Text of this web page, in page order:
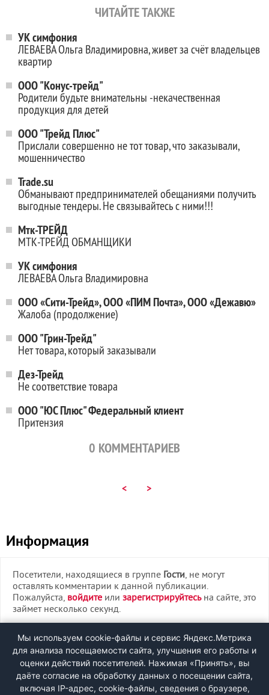
ЧИТАЙТЕ ТАКЖЕ
УК симфония
ЛЕВАЕВА Ольга Владимировна, живет за счёт владельцев
квартир
ООО "Конус-трейд"
Родители будьте внимательны -некачественная
продукция для детей
ООО "Трейд Плюс"
Прислали совершенно не тот товар, что заказывали,
мошенничество
Trade.su
Обманывают предпринимателей обещаниями получить
выгодные тендеры. Не связывайтесь с ними!!!
Мтк-ТРЕЙД
МТК-ТРЕЙД ОБМАНЩИКИ
УК симфония
ЛЕВАЕВА Ольга Владимировна
ООО «Сити-Трейд», ООО «ПИМ Почта», ООО «Дежавю»
Жалоба (продолжение)
ООО "Грин-Трейд"
Нет товара, который заказывали
Дез-Трейд
Не соответствие товара
ООО "ЮС Плюс" Федеральный клиент
Притензия
0 КОММЕНТАРИЕВ
< >
Информация
Посетители, находящиеся в группе Гости, не могут
оставлять комментарии к данной публикации.
Пожалуйста, войдите или зарегистрируйтесьна сайте, это
займет несколько секунд.
ВХОД
РЕГИСТРАЦИЯ
Быстрая регистрациячерез соцсети:
Мы используем cookie-файлы и сервис Яндекс.Метрика
для анализа посещаемости сайта, улучшения его работы и
оценки действий посетителей. Нажимая «Принять», вы
даёте согласие на обработку данных о посещении сайта,
включая IP-адрес, cookie-файлы, сведения о браузере,